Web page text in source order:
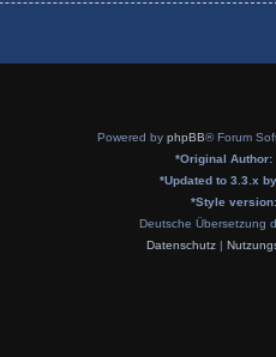
Powered by phpBB® Forum
*Original Author:
*Updated to 3.3.x by
*Style
Deutsche Übersetzung
Datenschutz|